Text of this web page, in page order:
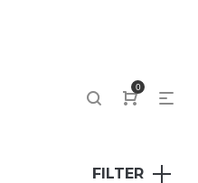
0
FILTER